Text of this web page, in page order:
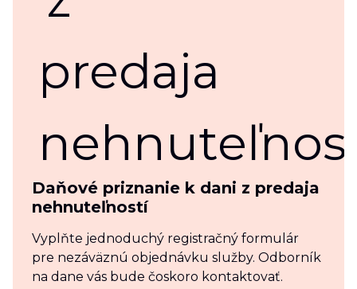
Daňové priznanie k dani z predaja
nehnuteľností
Vyplňte jednoduchý registračný formulár
pre nezáväznú objednávku služby. Odborník
na dane vás bude čoskoro kontaktovať.